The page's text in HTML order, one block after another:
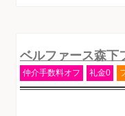
ベルファース森下
仲介手数料オフ 礼金0